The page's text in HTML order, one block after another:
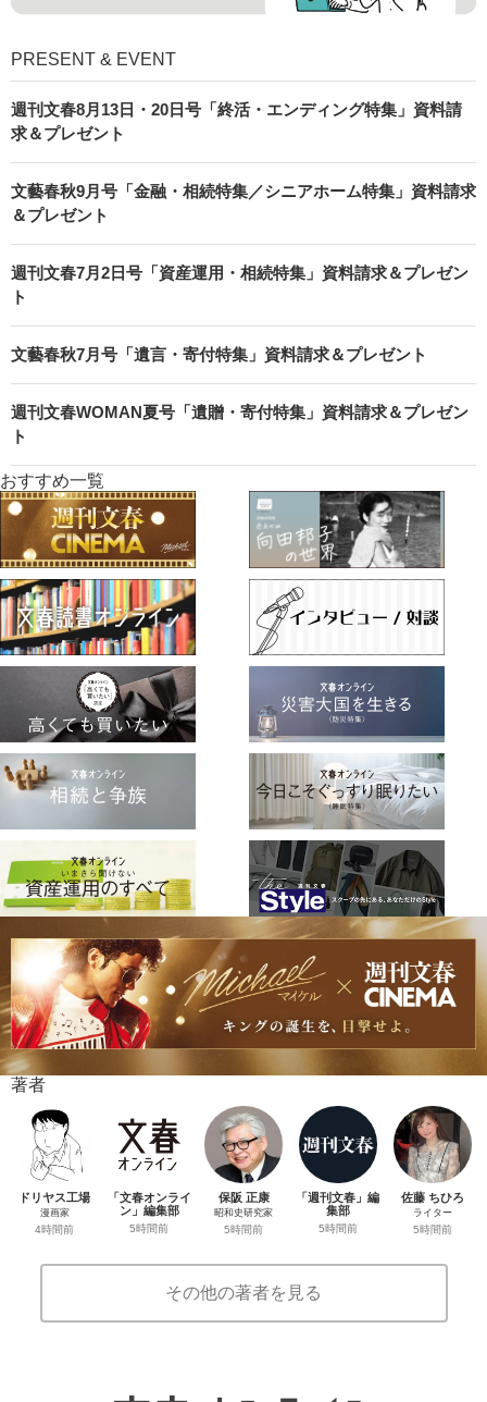
PRESENT & EVENT
週刊文春8月13日・20日号「終活・エンディング特集」資料請
求＆プレゼント
文藝春秋9月号「金融・相続特集／シニアホーム特集」資料請求
＆プレゼント
週刊文春7月2日号「資産運用・相続特集」資料請求＆プレゼン
ト
文藝春秋7月号「遺言・寄付特集」資料請求＆プレゼント
週刊文春WOMAN夏号「遺贈・寄付特集」資料請求＆プレゼン
ト
おすすめ一覧
著者
ドリヤス工場
漫画家
4時間前
「文春オンライ
ン」編集部
5時間前
保阪 正康
昭和史研究家
5時間前
「週刊文春」編
集部
5時間前
佐藤 ちひろ
ライター
5時間前
その他の著者を見る